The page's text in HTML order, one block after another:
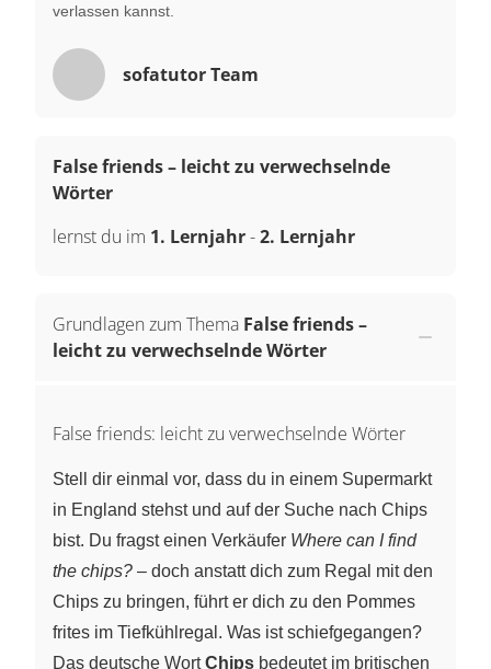
verlassen kannst.
sofatutor Team
False friends – leicht zu verwechselnde
Wörter
lernst du im 1. Lernjahr-2. Lernjahr
Grundlagen zum Thema False friends –
leicht zu verwechselnde Wörter
False friends: leicht zu verwechselnde Wörter
Stell dir einmal vor, dass du in einem Supermarkt
in England stehst und auf der Suche nach Chips
bist. Du fragst einen Verkäufer Where can I find
the chips? – doch anstatt dich zum Regal mit den
Chips zu bringen, führt er dich zu den Pommes
frites im Tiefkühlregal. Was ist schiefgegangen?
Das deutsche WortChips bedeutet im britischen